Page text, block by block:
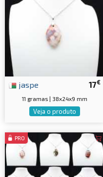
17€
jaspe
11 gramas | 38x24x9 mm
Veja o produto
PRO